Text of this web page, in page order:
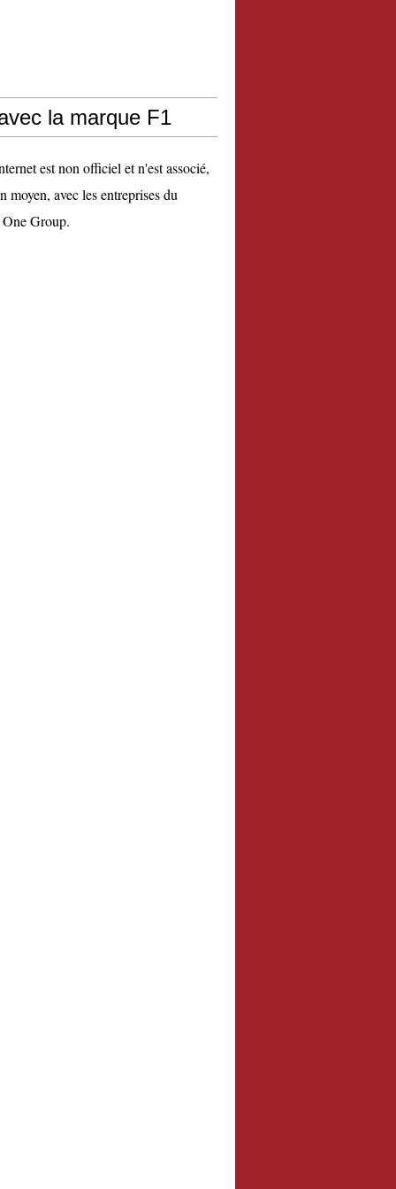
la marque F1
est non officiel et n'est associé,
moyen, avec les entreprises du
Group.